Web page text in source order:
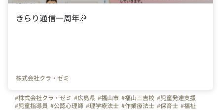
きらり通信一周年🎉
株式会社クラ・ゼミ
#株式会社クラ・ゼミ #広島県 #福山市 #福山三吉校 #児童発達支援
#児童指導員 #公認心理師 #理学療法士 #作業療法士 #保育士 #福祉